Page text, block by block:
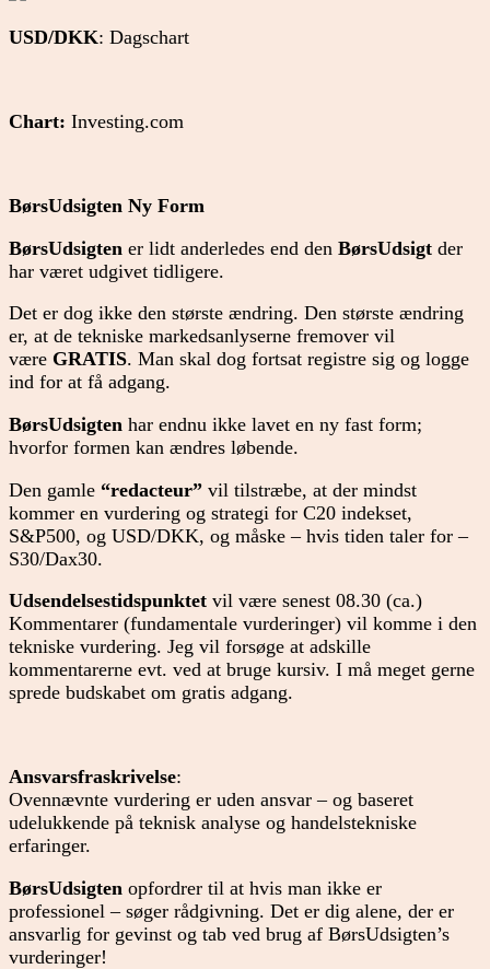
USD/DKK: Dagschart
Chart: Investing.com
BørsUdsigten Ny Form
BørsUdsigten er lidt anderledes end den BørsUdsigt der
har været udgivet tidligere.
Det er dog ikke den største ændring. Den største ændring
er, at de tekniske markedsanlyserne fremover vil
være GRATIS. Man skal dog fortsat registre sig og logge
ind for at få adgang.
BørsUdsigten har endnu ikke lavet en ny fast form;
hvorfor formen kan ændres løbende.
Den gamle “redacteur” vil tilstræbe, at der mindst
kommer en vurdering og strategi for C20 indekset,
S&P500, og USD/DKK, og måske – hvis tiden taler for –
S30/Dax30.
Udsendelsestidspunktet vil være senest 08.30 (ca.)
Kommentarer (fundamentale vurderinger) vil komme i den
tekniske vurdering. Jeg vil forsøge at adskille
kommentarerne evt. ved at bruge kursiv. I må meget gerne
sprede budskabet om gratis adgang.
Ansvarsfraskrivelse:
Ovennævnte vurdering er uden ansvar – og baseret
udelukkende på teknisk analyse og handelstekniske
erfaringer.
BørsUdsigten opfordrer til at hvis man ikke er
professionel – søger rådgivning. Det er dig alene, der er
ansvarlig for gevinst og tab ved brug af BørsUdsigten’s
vurderinger!